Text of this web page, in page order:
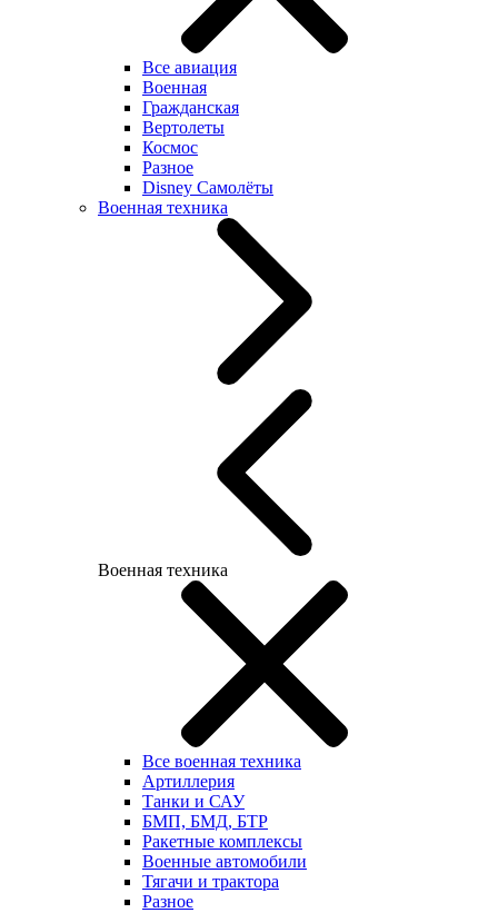
Все авиация
Военная
Гражданская
Вертолеты
Космос
Разное
Disney Самолёты
Военная техника
Военная техника
Все военная техника
Артиллерия
Танки и САУ
БМП, БМД, БТР
Ракетные комплексы
Военные автомобили
Тягачи и трактора
Разное